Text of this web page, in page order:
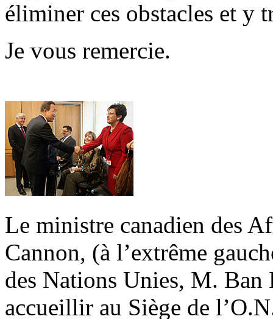
éliminer ces obstacles et y
Je vous remercie.
Le ministre canadien des
Cannon, (à l’extrême
des Nations Unies, M.
accueillir au Siège de